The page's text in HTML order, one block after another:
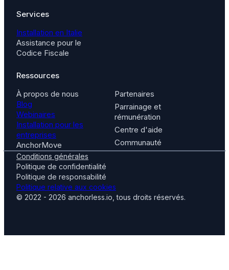
Services
Installation en Italie
Assistance pour le
Codice Fiscale
Ressources
À propos de nous
Blog
Webinaires
Installation pour les
entreprises
AnchorMove
Partenaires
Parrainage et
rémunération
Centre d'aide
Communauté
Conditions générales
Politique de confidentialité
Politique de responsabilité
Politique relative aux cookies
© 2022 - 2026 anchorless.io, tous droits réservés.